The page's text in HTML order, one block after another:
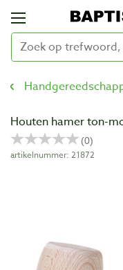
Houten hamer ton-
artikelnummer: 21872